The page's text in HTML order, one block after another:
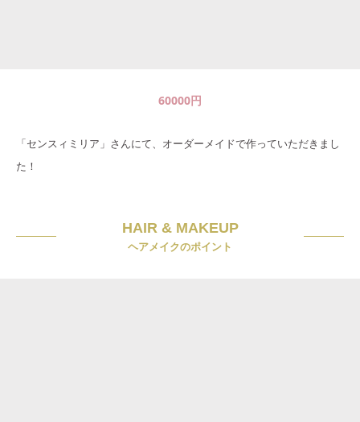
60000円
「センスィミリア」さんにて、オーダーメイドで作っていただきまし
た！
HAIR & MAKEUP
ヘアメイクのポイント